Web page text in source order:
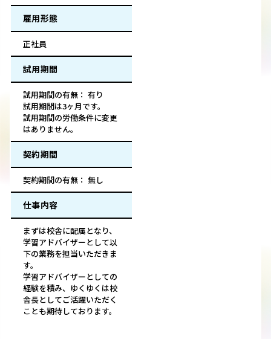
雇用形態
正社員
試用期間
試用期間の有無： 有り
試用期間は3ヶ月です。
試用期間の労働条件に変更
はありません。
契約期間
契約期間の有無： 無し
仕事内容
まずは校舎に配属となり、
学習アドバイザーとして以
下の業務を担当いただきま
す。
学習アドバイザーとしての
経験を積み、ゆくゆくは校
舎長としてご活躍いただく
ことも期待しております。